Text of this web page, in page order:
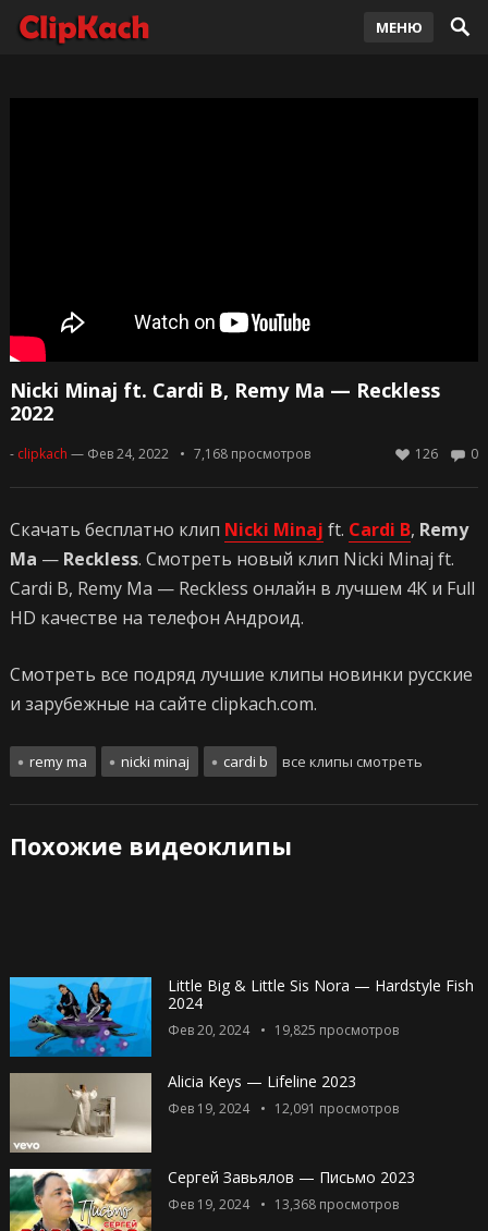
МЕНЮ
Nicki Minaj ft. Cardi B, Remy Ma — Reckless
2022
- clipkach — Фев 24, 2022 7,168просмотров 0
126
Скачать бесплатно клип Nicki Minaj ft. Cardi B, Remy
Ma — Reckless. Смотреть новый клип Nicki Minaj ft.
Cardi B, Remy Ma — Reckless онлайн в лучшем 4K и Full
HD качестве на телефон Андроид.
Смотреть все подряд лучшие клипы новинки русские
и зарубежные на сайте clipkach.com.
remy ma nicki minaj cardi b все клипы смотреть
Похожие видеоклипы
Little Big & Little Sis Nora — Hardstyle Fish
2024
Фев 20, 2024 19,825 просмотров
Alicia Keys — Lifeline 2023
Фев 19, 2024 12,091 просмотров
Сергей Завьялов — Письмо 2023
Фев 19, 2024 13,368просмотров